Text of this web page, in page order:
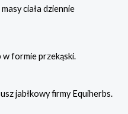
ciała dziennie
w formie przekąski.
jabłkowy firmy Equiherbs.